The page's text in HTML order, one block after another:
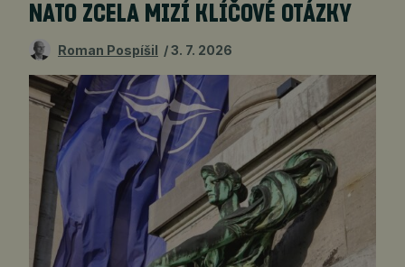
NATO ZCELA MIZÍ KLÍČOVÉ OTÁZKY
Roman Pospíšil 3. 7. 2026